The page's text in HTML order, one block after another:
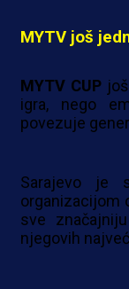
MYTV još
MYTV CUPjoš
igra, nego
povezuje
Sarajevo je
organizacijom
sve
njegovih